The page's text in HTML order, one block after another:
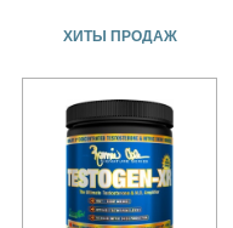
ХИТЫ ПРОДАЖ